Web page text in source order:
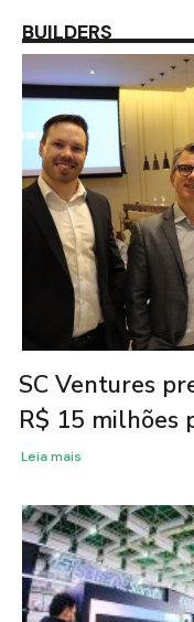
BUILDERS
SC Ventures
R$ 15 milhões
Leia mais